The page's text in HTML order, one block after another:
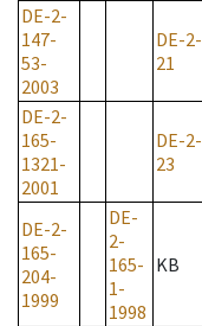
DE-2-
147-
53-
2003
DE-2-
21
DE-2-
165-
1321-
2001
DE-2-
23
DE-2-
165-
204-
1999
DE-
2-
165-
1-
1998
KB